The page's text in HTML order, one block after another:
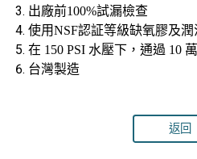
出廠前100%試漏檢查
使用NSF認証等級缺氧膠及潤
在 150 PSI 水壓下，通過 10
台灣製造
返回